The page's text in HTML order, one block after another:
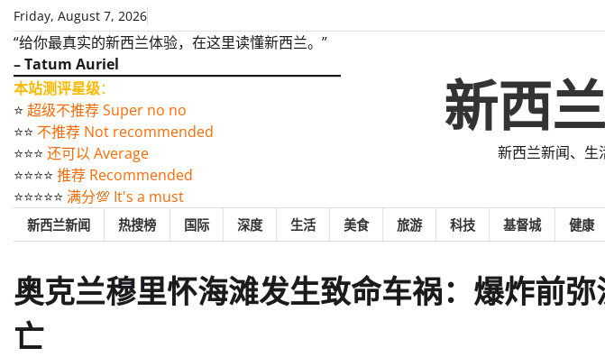
Skip
content
Friday, August 7, 2026
“给你最真实的新西兰体验，在这里读懂新西兰。”
– Tatum Auriel
本站测评星级：
⭐️ 超级不推荐 Super no no
⭐️⭐️ 不推荐 Not recommended
⭐️⭐️⭐️ 还可以 Average
⭐️⭐️⭐️⭐️ 推荐 Recommended
⭐️⭐️⭐️⭐️⭐️ 满分💯 It's a must
新西
新西兰新闻、生
新西兰新闻 热搜榜 国际 深度 生活 美食 旅游 科技 基督城 健康
奥克兰穆里怀海滩发生致命车祸：爆炸前
亡